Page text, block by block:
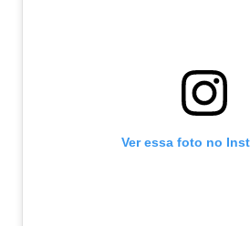
Ver essa foto no